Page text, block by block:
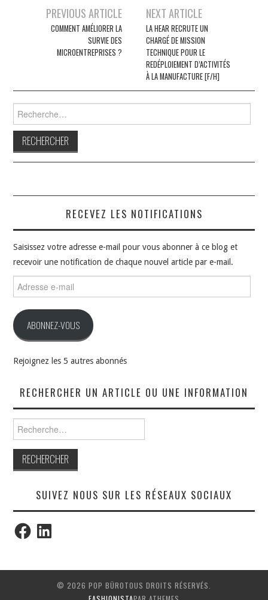
NavigationPREVIOUS ARTICLE
COMMENT AMÉLIORER LA
SURVIE DES
MICROENTREPRISES ?
NEXT ARTICLE
LA HEAR RECRUTE UN
CHARGÉ DE MISSION
TECHNIQUE POUR LE
REDÉPLOIEMENT D’ACTIVITÉS
À LA MANUFACTURE [F/H]
Rechercher :
RECEVEZ LES NOTIFICATIONS
Saisissez votre adresse e-mail pour vous abonner à ce blog et
recevoir une notification de chaque nouvel article par e-mail.
Adresse
e-
ABONNEZ-VOUS
Rejoignez les 5 autres abonnés
RECHERCHER UN ARTICLE OU UNE INFORMATION
Rechercher :
SUIVEZ NOUS SUR LES RÉSEAUX SOCIAUX
FacebookLinkedIn
© 2026 POP BÜROTOUS DROITS RÉSERVÉS.